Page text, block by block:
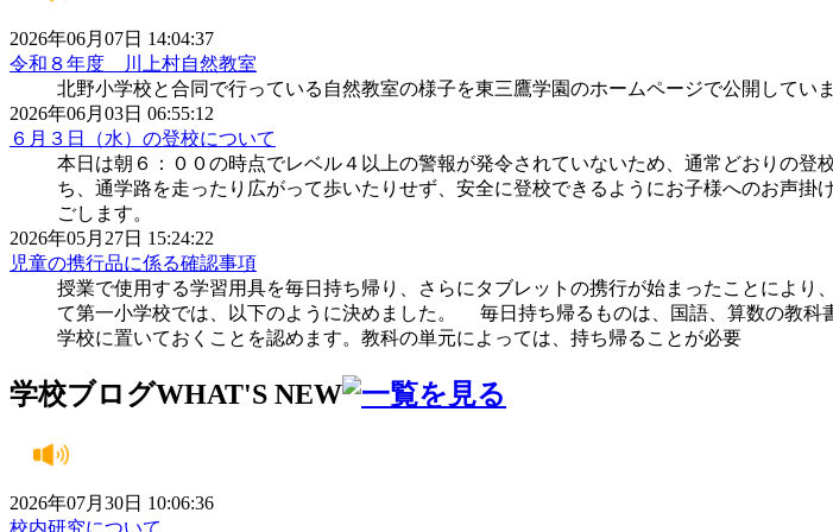
2026年06月07日 14:04:37
令和８年度 川上村自然教室
北野小学校と合同で行っている自然教室の様子を東三鷹学園のホームページで公開して
2026年06月03日 06:55:12
６月３日（水）の登校について
本日は朝６：００の時点でレベル４以上の警報が発令されていないため、通常どおりの
ち、通学路を走ったり広がって歩いたりせず、安全に登校できるようにお子様へのお声
ごします。
2026年05月27日 15:24:22
児童の携行品に係る確認事項
授業で使用する学習用具を毎日持ち帰り、さらにタブレットの携行が始まったことによ
て第一小学校では、以下のように決めました。 毎日持ち帰るものは、国語、算数の教
学校に置いておくことを認めます。教科の単元によっては、持ち帰ることが必要
学校ブログWHAT'S NEW
2026年07月30日 10:06:36
校内研究について